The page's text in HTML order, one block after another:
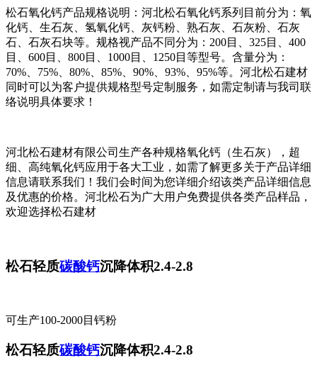
松石氧化钙产品规格说明：河北松石氧化钙系列目前分为：氧
化钙、生石灰、氢氧化钙、灰钙粉、熟石灰、石灰粉、石灰
石、石灰石块等。规格视产品不同分为：200目、325目、400
目、600目、800目、1000目、1250目等型号。含量分为：
70%、75%、80%、85%、90%、93%、95%等。河北松石建材
同时可以为客户提供规格型号定制服务，如需定制请与我司联
络说明具体要求！
河北松石建材有限公司生产各种规格氧化钙（生石灰），超
细、高纯氧化钙应用于各大工业，如需了解更多关于产品详细
信息请联系我们！我们会时间为您详细介绍该类产品详细信息
及优惠的价格。河北松石为广大用户免费提供各类产品样品，
欢迎选择松石建材
松石轻质碳酸钙沉降体积2.4-2.8
可生产100-2000目钙粉
松石轻质碳酸钙沉降体积2.4-2.8